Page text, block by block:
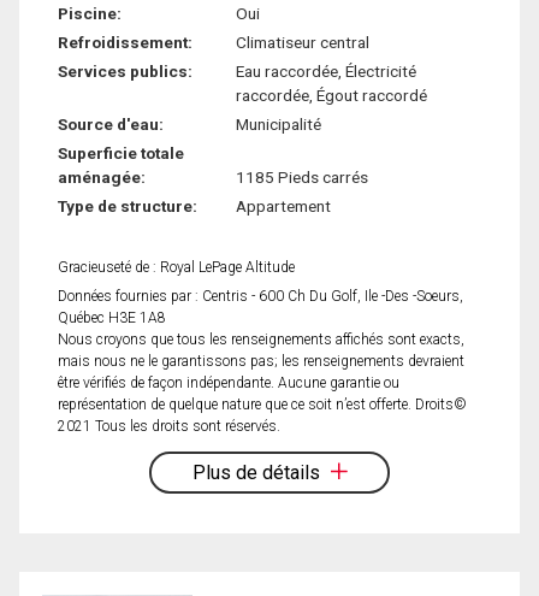
Piscine:
Oui
Refroidissement:
Climatiseur central
Services publics:
Eau raccordée, Électricité
raccordée, Égout raccordé
Source d'eau:
Municipalité
Superficie totale
aménagée:
1185 Pieds carrés
Type de structure:
Appartement
Gracieuseté de : Royal LePage Altitude
Données fournies par : Centris - 600 Ch Du Golf, Ile -Des -Soeurs,
Québec H3E 1A8
Nous croyons que tous les renseignements affichés sont exacts,
mais nous ne le garantissons pas; les renseignements devraient
être vérifiés de façon indépendante. Aucune garantie ou
représentation de quelque nature que ce soit n’est offerte. Droits©
2021 Tous les droits sont réservés.
Plus de détails